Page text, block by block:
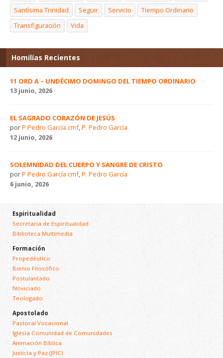
Santísima Trinidad
Seguir Servicio
Tiempo Ordinario
Transfiguración
Vida
Homilías Recientes
11 ORD A – UNDÉCIMO DOMINGO DEL TIEMPO ORDINARIO
13 junio, 2026
EL SAGRADO CORAZÓN DE JESÚS
porP Pedro García cmf,P. Pedro García
12 junio, 2026
SOLEMNIDAD DEL CUERPO Y SANGRE DE CRISTO
porP Pedro García cmf,P. Pedro García
6 junio, 2026
Espiritualidad
Secretaría de Espiritualidad
Biblioteca Multimedia
Formación
Propedéutico
Bienio Filosófico
Postulantado
Noviciado
Teologado
Apostolado
Pastoral Vocacional
Iglesia Comunidad de Comunidades
Animación Bíblica
Justicia y Paz (JPIC)